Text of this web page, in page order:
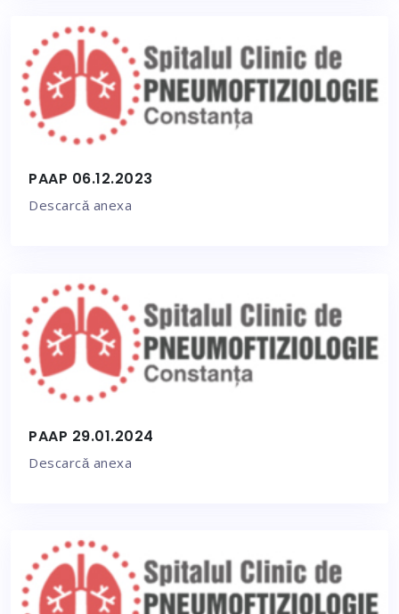
PAAP 06.12.2023
Descarcǎ anexa
PAAP 29.01.2024
Descarcǎ anexa